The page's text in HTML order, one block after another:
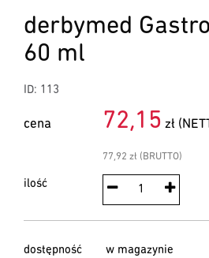
derbymed
60 ml
ID: 113
cena 72,15 zł
77,92 zł (BRUTTO)
ilość
dostępność w magazynie